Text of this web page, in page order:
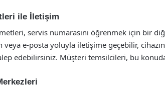
ile İletişim
servis numarasını öğrenmek için bir
e-posta yoluyla iletişime geçebilir,
edebilirsiniz. Müşteri temsilcileri, bu